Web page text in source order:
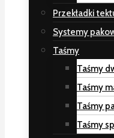
Przekładki
Systemy
Taśmy
Taśmy
Taśmy
Taśmy
Taśmy